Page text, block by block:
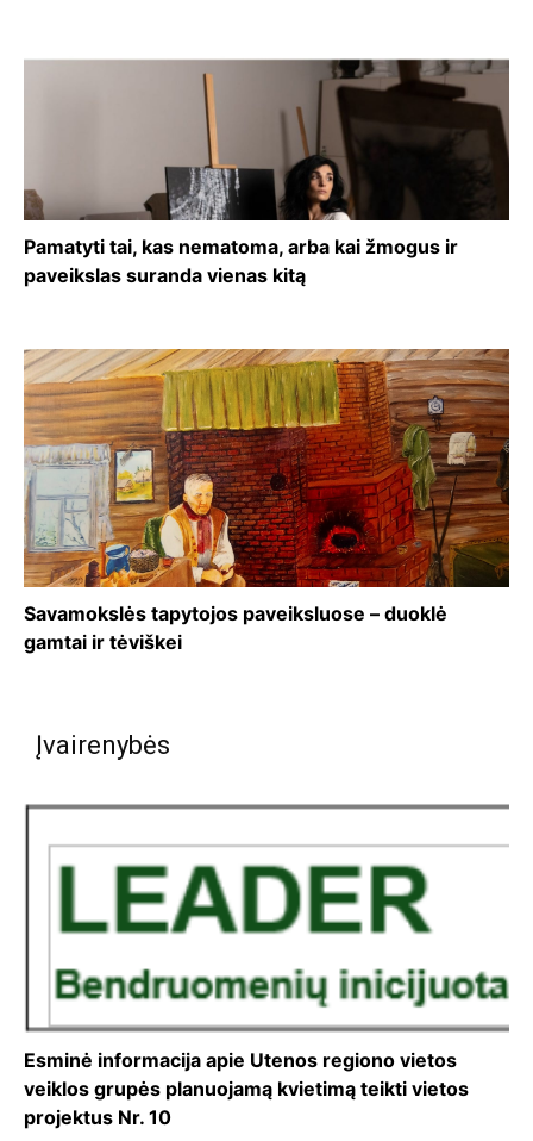
Pamatyti tai, kas nematoma, arba kai žmogus ir
paveikslas suranda vienas kitą
Savamokslės tapytojos paveiksluose – duoklė
gamtai ir tėviškei
Įvairenybės
Esminė informacija apie Utenos regiono vietos
veiklos grupės planuojamą kvietimą teikti vietos
projektus Nr. 10